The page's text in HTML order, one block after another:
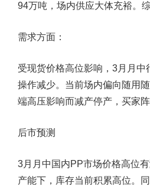
94万吨，场内供应大体充裕。
需求方面：
受现货价格高位影响，3月月
操作减少。当前场内偏向随用
端高压影响而减产停产，买家
后市预测
3月月中国内PP市场价格高位
产能下，库存当前积累高位。